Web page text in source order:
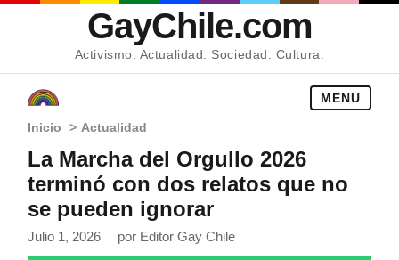
GayChile.com
Activismo. Actualidad. Sociedad. Cultura.
MENU
Inicio > Actualidad
La Marcha del Orgullo 2026
terminó con dos relatos que no
se pueden ignorar
Julio 1, 2026 por Editor Gay Chile